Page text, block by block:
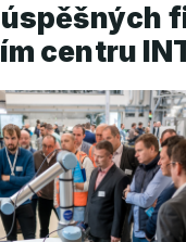
centru